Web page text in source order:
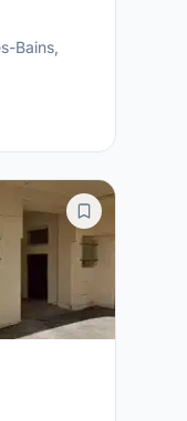
-
Bains,